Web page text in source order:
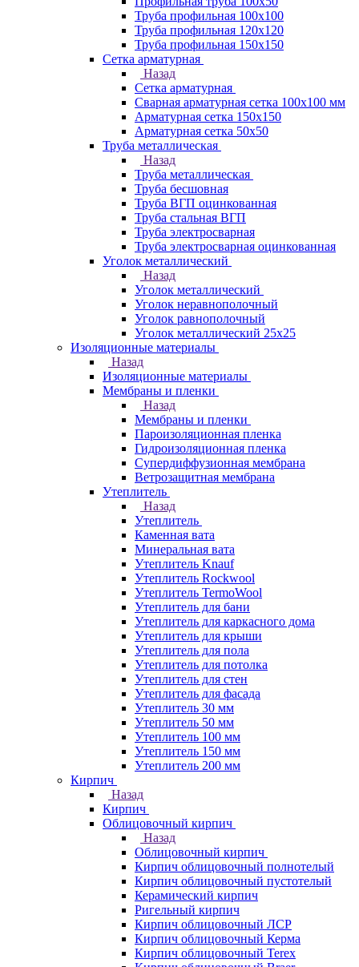
Труба профильная 100х100
Труба профильная 120х120
Труба профильная 150х150
Сетка арматурная
Назад
Сетка арматурная
Сварная арматурная сетка 100х100 мм
Арматурная сетка 150х150
Арматурная сетка 50х50
Труба металлическая
Назад
Труба металлическая
Труба бесшовная
Труба ВГП оцинкованная
Труба стальная ВГП
Труба электросварная
Труба электросварная оцинкованная
Уголок металлический
Назад
Уголок металлический
Уголок неравнополочный
Уголок равнополочный
Уголок металлический 25х25
Изоляционные материалы
Назад
Изоляционные материалы
Мембраны и пленки
Назад
Мембраны и пленки
Пароизоляционная пленка
Гидроизоляционная пленка
Супердиффузионная мембрана
Ветрозащитная мембрана
Утеплитель
Назад
Утеплитель
Каменная вата
Минеральная вата
Утеплитель Knauf
Утеплитель Rockwool
Утеплитель TermoWool
Утеплитель для бани
Утеплитель для каркасного дома
Утеплитель для крыши
Утеплитель для пола
Утеплитель для потолка
Утеплитель для стен
Утеплитель для фасада
Утеплитель 30 мм
Утеплитель 50 мм
Утеплитель 100 мм
Утеплитель 150 мм
Утеплитель 200 мм
Кирпич
Назад
Кирпич
Облицовочный кирпич
Назад
Облицовочный кирпич
Кирпич облицовочный полнотелый
Кирпич облицовочный пустотелый
Керамический кирпич
Ригельный кирпич
Кирпич облицовочный ЛСР
Кирпич облицовочный Керма
Кирпич облицовочный Terex